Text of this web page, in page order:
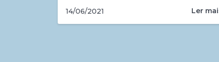
14/06/2021 Ler